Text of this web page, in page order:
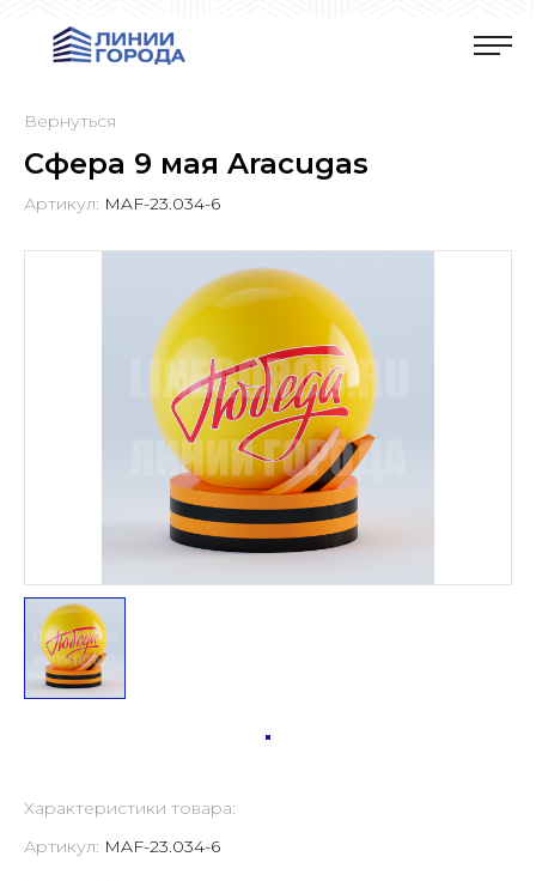
Вернуться
Сфера 9 мая Aracugas
Артикул: MAF-23.034-6
Характеристики товара:
Артикул: MAF-23.034-6